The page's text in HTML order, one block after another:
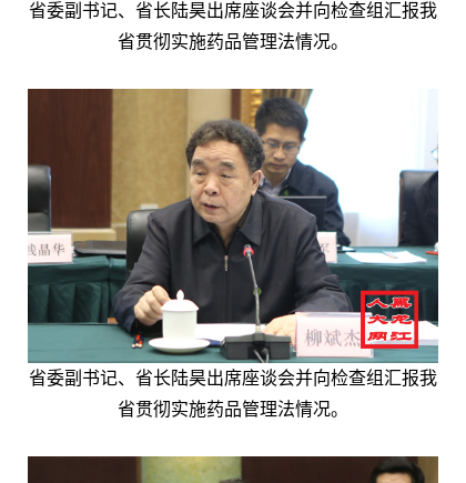
省委副书记、省长陆昊出席座谈会并向检查组汇报我
省贯彻实施药品管理法情况。
省委副书记、省长陆昊出席座谈会并向检查组汇报我
省贯彻实施药品管理法情况。